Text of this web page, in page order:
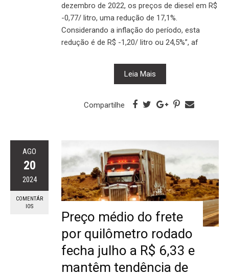
dezembro de 2022, os preços de diesel em R$
-0,77/ litro, uma redução de 17,1%.
Considerando a inflação do período, esta
redução é de R$ -1,20/ litro ou 24,5%”, af
Leia Mais
Compartilhe
AGO
20
2024
COMENTÁR
IOS
Preço médio do frete
por quilômetro rodado
fecha julho a R$ 6,33 e
mantêm tendência de